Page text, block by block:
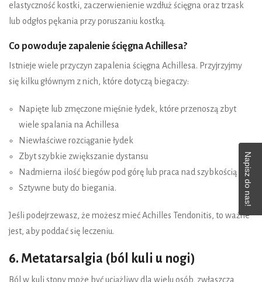
elastyczność kostki, zaczerwienienie wzdłuż ścięgna oraz trzask
lub odgłos pękania przy poruszaniu kostką.
Co powoduje zapalenie ścięgna Achillesa?
Istnieje wiele przyczyn zapalenia ścięgna Achillesa. Przyjrzyjmy
się kilku głównym z nich, które dotyczą biegaczy:
Napięte lub zmęczone mięśnie łydek, które przenoszą zbyt
wiele spalania na Achillesa
Niewłaściwe rozciąganie łydek
Zbyt szybkie zwiększanie dystansu
Nadmierna ilość biegów pod górę lub praca nad szybkością
Sztywne buty do biegania.
Jeśli podejrzewasz, że możesz mieć Achilles Tendonitis, to ważne
jest, aby poddać się leczeniu.
6. Metatarsalgia (ból kuli u nogi)
Ból w kuli stopy może być uciążliwy dla wielu osób, zwłaszcza
Napisz do nas!